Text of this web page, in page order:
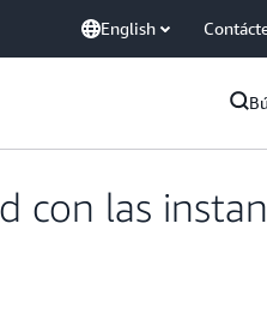
English
con las